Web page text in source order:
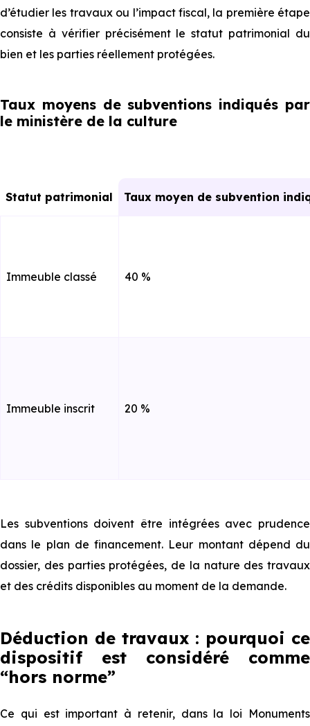
d’étudier les travaux ou l’impact fiscal, la première étape
consiste à vérifier précisément le statut patrimonial du
bien et les parties réellement protégées.
Taux moyens de subventions indiqués par
le ministère de la culture
Statut patrimonial Taux moyen de subvention
Immeuble classé 40 %
Immeuble inscrit 20 %
Les subventions doivent être intégrées avec prudence
dans le plan de financement. Leur montant dépend du
dossier, des parties protégées, de la nature des travaux
et des crédits disponibles au moment de la demande.
Déduction de travaux : pourquoi ce
dispositif est considéré comme
“hors norme”
Ce qui est important à retenir, dans la loi Monuments